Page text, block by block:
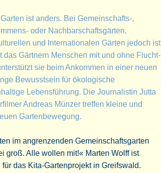
ist anders. Bei Gemeinschafts-,
oder Nachbarschaftsgärten,
und Internationalen Gärten jedoch ist
Gärtnern Menschen mit und ohne Flucht-
sie beim Ankommen in einer neuen
Bewusstsein für ökologische
Lebensführung. Die Journalistin Jutta
Andreas Münzer treffen kleine und
Gartenbewegung.
im angrenzenden Gemeinschaftsgarten
groß. Alle wollen mit!« Marten Wolff ist
das Kita-Gartenprojekt in Greifswald.